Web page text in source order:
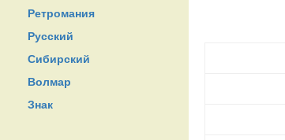
Ретромания
Русский
Сибирский
Волмар
Знак